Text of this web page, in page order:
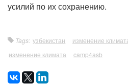
усилий по их сохранению.
Tags: узбекистан
изменение
изменение климата
camp4asb